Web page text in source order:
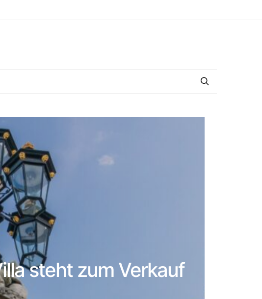
steht zum Verkauf